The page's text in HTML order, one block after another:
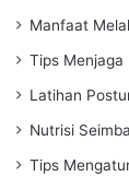
Manfaat
Tips Menjaga
Latihan
Nutrisi
Tips